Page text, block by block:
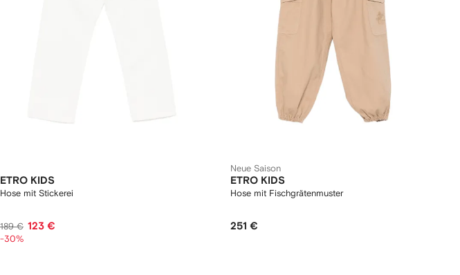
ETRO KIDS
Hose mit Stickerei
189 € 123 €
-30%
Neue Saison
ETRO KIDS
Hose mit Fischgrätenmuster
251 €